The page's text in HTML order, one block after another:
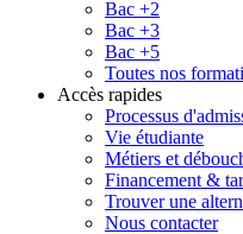
Bac +2
Bac +3
Bac +5
Toutes nos
Accès rapides
Processus
Vie étudiante
Métiers et
Financement &
Trouver une
Nous contacter